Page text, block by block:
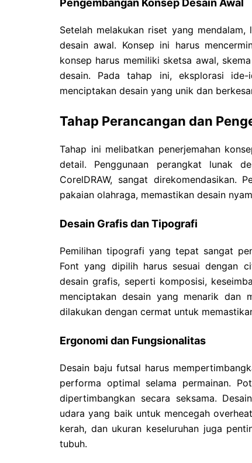
Setelah melakukan riset yang
desain awal. Konsep ini harus
konsep harus memiliki sketsa awal,
desain. Pada tahap ini, eksplorasi
menciptakan desain yang unik dan
Tahap Perancangan dan
Tahap ini melibatkan penerjemahan
detail. Penggunaan perangkat lunak
CorelDRAW, sangat direkomendasikan.
pakaian olahraga, memastikan desain
Desain Grafis dan Tipografi
Pemilihan tipografi yang tepat sangat
Font yang dipilih harus sesuai dengan
desain grafis, seperti komposisi,
menciptakan desain yang menarik dan
dilakukan dengan cermat untuk
Ergonomi dan Fungsionalitas
Desain baju futsal harus
performa optimal selama permainan.
dipertimbangkan secara seksama.
udara yang baik untuk mencegah
kerah, dan ukuran keseluruhan juga
tubuh.